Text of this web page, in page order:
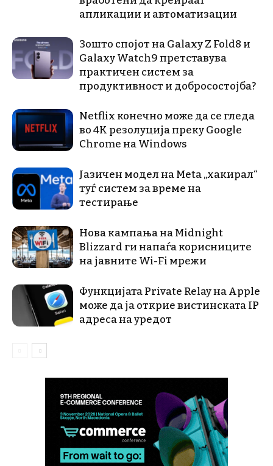
апликации и автоматизации
Зошто спојот на Galaxy Z Fold8 и
Galaxy Watch9 претставува
практичен систем за
продуктивност и добросостојба?
Netflix конечно може да се гледа
во 4K резолуција преку Google
Chrome на Windows
Јазичен модел на Meta „хакирал“
туѓ систем за време на
тестирање
Нова кампања на Midnight
Blizzard ги напаѓа корисниците
на јавните Wi-Fi мрежи
Функцијата Private Relay на Apple
може да ја открие вистинската IP
адреса на уредот